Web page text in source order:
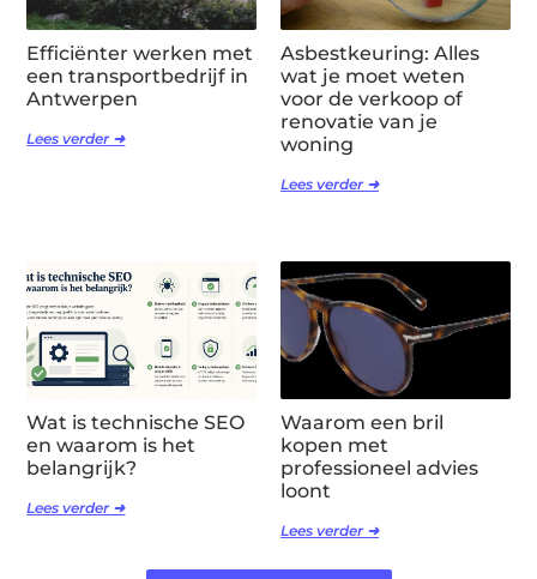
Efficiënter werken met
een transportbedrijf in
Antwerpen
Lees verder ➜
Asbestkeuring: Alles
wat je moet weten
voor de verkoop of
renovatie van je
woning
Lees verder ➜
Wat is technische SEO
en waarom is het
belangrijk?
Lees verder ➜
Waarom een bril
kopen met
professioneel advies
loont
Lees verder ➜